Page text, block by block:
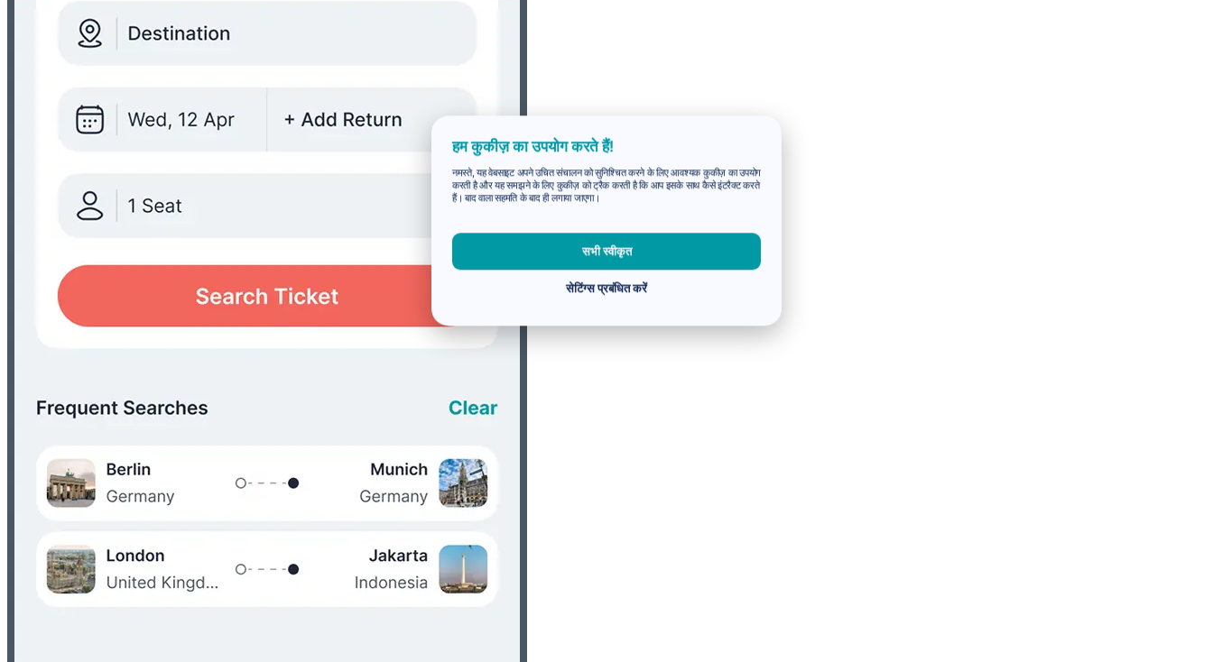
हम कुकीज़ का उपयोग करते हैं!
नमस्ते, यह वेबसाइट अपने उचित संचालन को सुनिश्चित करने के लिए आवश्यक कुकीज़ का उपयोग
करती है और यह समझने के लिए कुकीज़ को ट्रैक करती है कि आप इसके साथ कैसे इंटरैक्ट करते
हैं। बाद वाला सहमति के बाद ही लगाया जाएगा।
सभी स्वीकृत
सेटिंग्स प्रबंधित करें